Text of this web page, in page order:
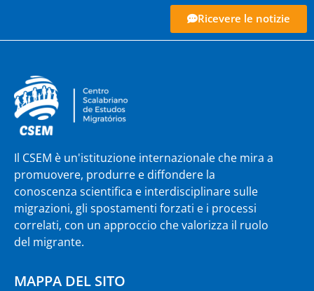
Ricevere le notizie
Il CSEM è un'istituzione internazionale che mira a
promuovere, produrre e diffondere la
conoscenza scientifica e interdisciplinare sulle
migrazioni, gli spostamenti forzati e i processi
correlati, con un approccio che valorizza il ruolo
del migrante.
MAPPA DEL SITO